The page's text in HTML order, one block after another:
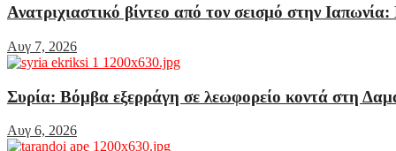
Ανατριχιαστικό βίντεο από τον σεισμό στην
Αυγ 7, 2026
Συρία: Βόμβα εξερράγη σε λεωφορείο κοντά στη
Αυγ 6, 2026